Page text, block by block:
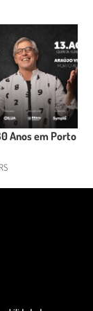
Anos em Porto